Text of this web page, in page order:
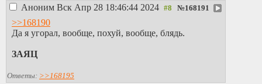
Аноним Вск Апр 28 18:46:44 2024 №168191
>>168190
Да я угорал, вообще, похуй, вообще, блядь.
ЗАЯЦ
Ответы: >>168195